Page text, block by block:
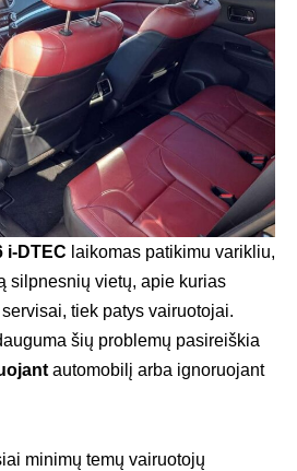
i-DTEC laikomas patikimu varikliu,
silpnesnių vietų, apie kurias
tiek patys vairuotojai.
šių problemų pasireiškia
automobilį arba ignoruojant
minimų temų vairuotojų